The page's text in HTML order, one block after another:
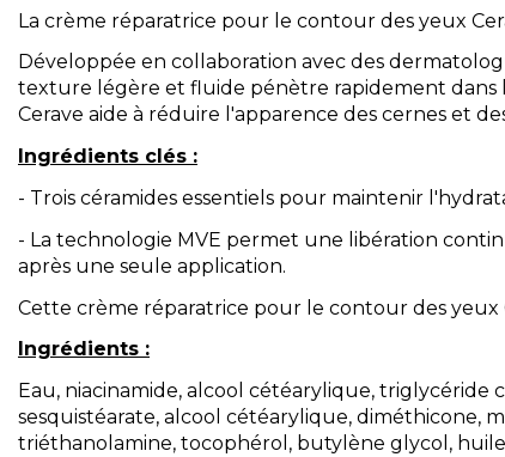
La crème réparatrice pour le contour des yeux
Développée en collaboration avec des
texture légère et fluide pénètre rapidement dans
Cerave aide à réduire l'apparence des cernes et
Ingrédients clés :
- Trois céramides essentiels pour maintenir
- La technologie MVE permet une libération
après une seule application.
Cette crème réparatrice pour le contour des yeux
Ingrédients :
Eau, niacinamide, alcool cétéarylique,
sesquistéarate, alcool cétéarylique, diméthicone,
triéthanolamine, tocophérol, butylène glycol,